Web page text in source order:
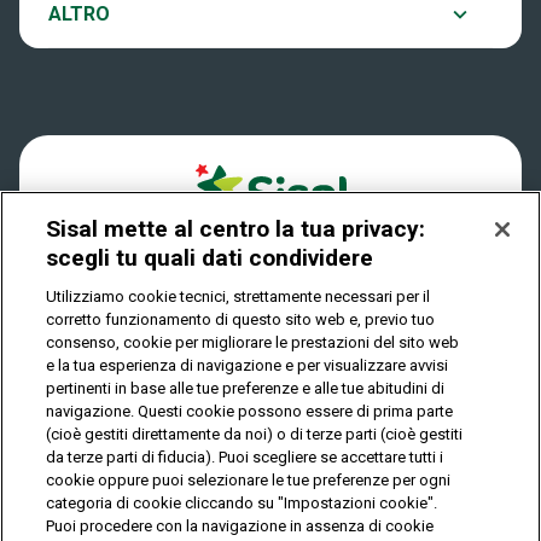
Play Your Date
Dove si gioca
Quanto si vince
Come riscuotere
ALTRO
Notifiche
Privacy
IL GIOCO È VIETATO AI MINORI E PUÒ CAUSARE
DIPENDENZA PATOLOGICA
© Copyright Sisal Italia S.p.A. - P.I. 02433760135
Privacy Cookies
Mappa
del
sito
Sisal mette al centro la tua privacy:
scegli tu quali dati condividere
Utilizziamo cookie tecnici, strettamente necessari per il
corretto funzionamento di questo sito web e, previo tuo
consenso, cookie per migliorare le prestazioni del sito web
e la tua esperienza di navigazione e per visualizzare avvisi
pertinenti in base alle tue preferenze e alle tue abitudini di
navigazione. Questi cookie possono essere di prima parte
(cioè gestiti direttamente da noi) o di terze parti (cioè gestiti
da terze parti di fiducia). Puoi scegliere se accettare tutti i
cookie oppure puoi selezionare le tue preferenze per ogni
categoria di cookie cliccando su "Impostazioni cookie".
Puoi procedere con la navigazione in assenza di cookie